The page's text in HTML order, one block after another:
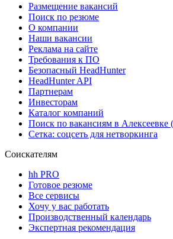
Размещение вакансий
Поиск по резюме
О компании
Наши вакансии
Реклама на сайте
Требования к ПО
Безопасный HeadHunter
HeadHunter API
Партнерам
Инвесторам
Каталог компаний
Поиск по вакансиям в Алексеевке
Сетка: соцсеть для нетворкинга
Соискателям
hh PRO
Готовое резюме
Все сервисы
Хочу у вас работать
Производственный календарь
Экспертная рекомендация